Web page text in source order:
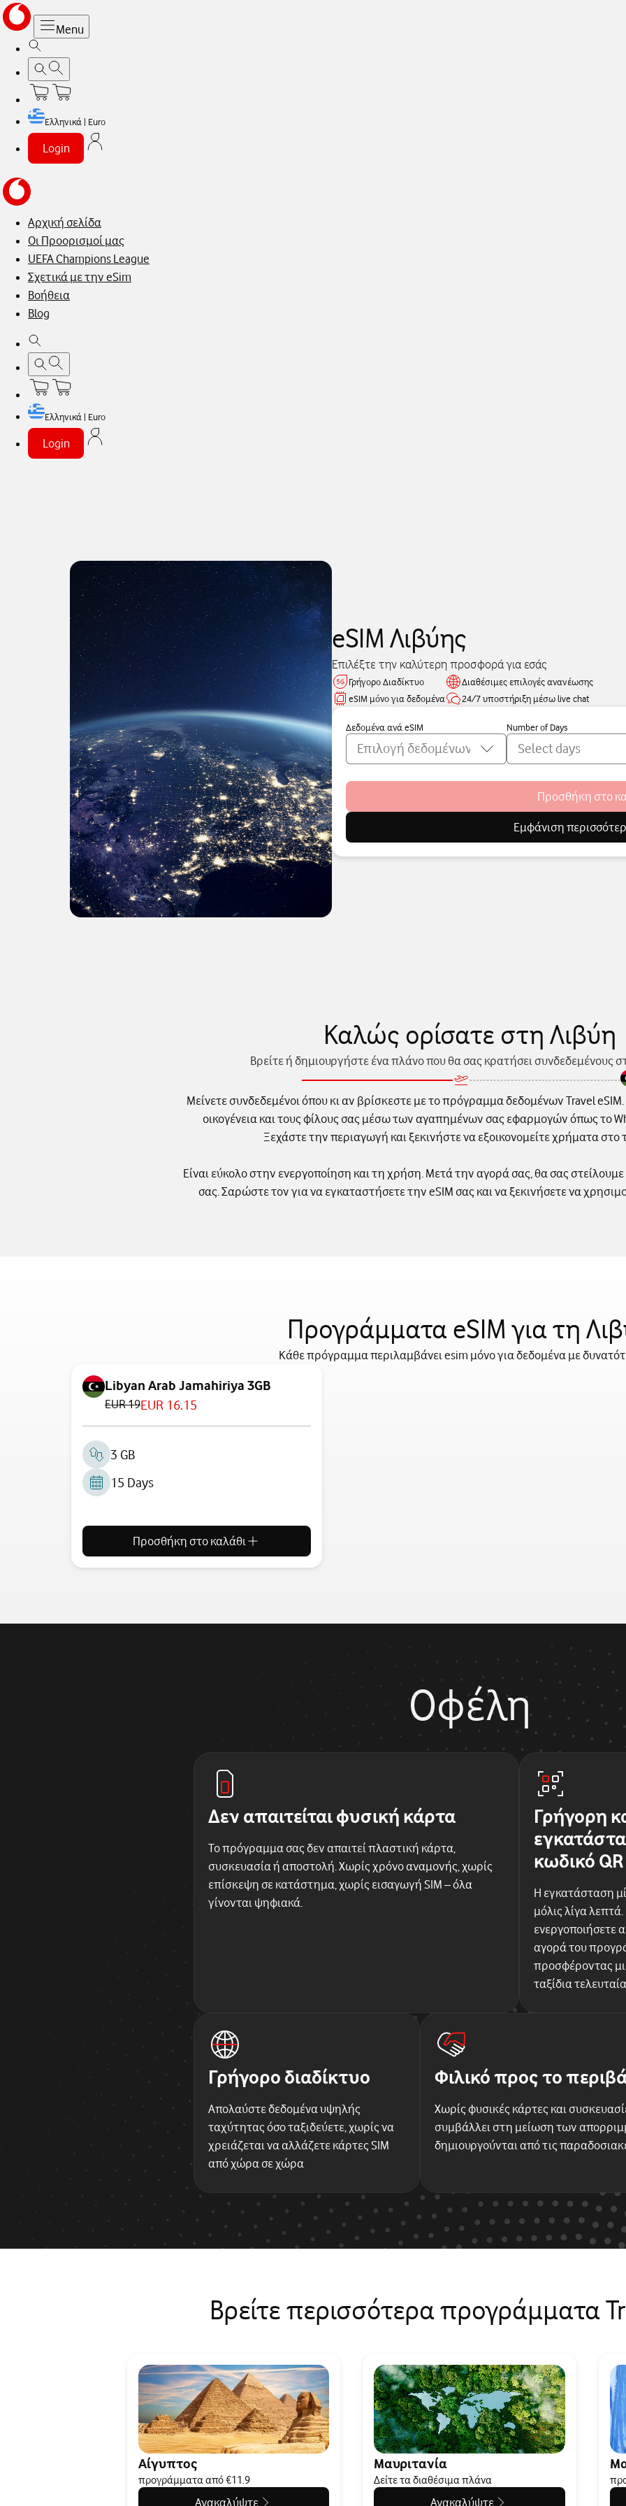
Menu
Ελληνικά | Euro
Login
Αρχική σελίδα
Οι Προορισμοί μας
UEFA Champions League
Σχετικά με την eSim
Βοήθεια
Blog
Ελληνικά | Euro
Login
eSIM Λιβύης
Επιλέξτε την καλύτερη προσφορά για εσάς
Γρήγορο Διαδίκτυο
eSIM μόνο για δεδομένα
Διαθέσιμες επιλογές ανανέωσης
24/7 υποστήριξη μέσω live chat
Δεδομένα ανά eSIM Number of Days
Προσθήκη στο
Εμφάνιση
Καλώς ορίσατε στη Λιβύη
Βρείτε ή δημιουργήστε ένα πλάνο που θα σας κρατήσει συνδεδεμένους
Μείνετε συνδεδεμένοι όπου κι αν βρίσκεστε με το πρόγραμμα δεδομένων Travel
οικογένεια και τους φίλους σας μέσω των αγαπημένων σας εφαρμογών όπως το
Ξεχάστε την περιαγωγή και ξεκινήστε να εξοικονομείτε χρήματα στο
Είναι εύκολο στην ενεργοποίηση και τη χρήση. Μετά την αγορά σας, θα σας
σας. Σαρώστε τον για να εγκαταστήσετε την eSIM σας και να ξεκινήσετε να
Προγράμματα eSIM για τη
Κάθε πρόγραμμα περιλαμβάνει esim μόνο για δεδομένα με
Libyan Arab Jamahiriya 3GB
EUR 19EUR 16.15
3 GB
15 Days
Προσθήκη στο καλάθι
Οφέλη
Δεν απαιτείται φυσική κάρτα
Το πρόγραμμα σας δεν απαιτεί πλαστική κάρτα,
συσκευασία ή αποστολή. Χωρίς χρόνο αναμονής, χωρίς
επίσκεψη σε κατάστημα, χωρίς εισαγωγή SIM – όλα
γίνονται ψηφιακά.
Γρήγορη
κωδικό QR
Η εγκατάσταση
μόλις λίγα
ενεργοποιήσετε
αγορά του
προσφέροντας
ταξίδια
Γρήγορο διαδίκτυο
Απολαύστε δεδομένα υψηλής
ταχύτητας όσο ταξιδεύετε, χωρίς να
χρειάζεται να αλλάζετε κάρτες SIM
από χώρα σε χώρα
Φιλικό προς το
Χωρίς φυσικές κάρτες και
συμβάλλει στη μείωση των
δημιουργούνται από τις
Βρείτε περισσότερα προγράμματα
Αίγυπτος
προγράμματα από €11.9
Ανακαλύψτε
Μαυριτανία
Δείτε τα διαθέσιμα πλάνα
Ανακαλύψτε